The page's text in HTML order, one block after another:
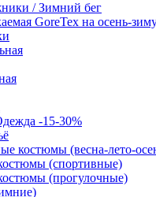
/ Зимний бег
GoreTex на осень-
-15-30%
костюмы (весна-лето-
(спортивные)
(прогулочные)